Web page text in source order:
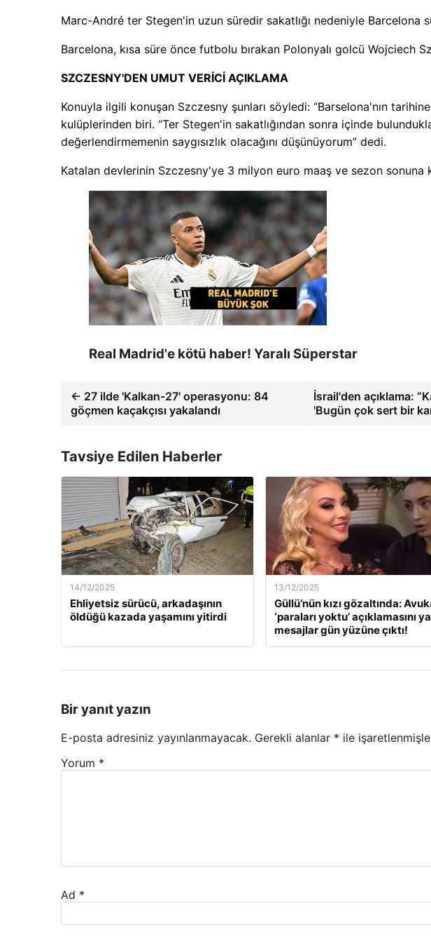
Marc-André ter Stegen'in uzun süredir sakatlığı nedeniyle
Barcelona, ​​kısa süre önce futbolu bırakan Polonyalı golcü Wojciech
SZCZESNY'DEN UMUT VERİCİ AÇIKLAMA
Konuyla ilgili konuşan Szczesny şunları söyledi: “Barselona'nın
kulüplerinden biri. “Ter Stegen'in sakatlığından sonra içinde
değerlendirmemenin saygısızlık olacağını düşünüyorum” dedi.
Katalan devlerinin Szczesny'ye 3 milyon euro maaş ve sezon
Real Madrid'e kötü haber! Yaralı Süperstar
← 27 ilde 'Kalkan-27' operasyonu: 84
göçmen kaçakçısı yakalandı
İsrail'den açıklama:
'Bugün çok sert bir
Tavsiye Edilen Haberler
14/12/2025
Ehliyetsiz sürücü, arkadaşının
öldüğü kazada yaşamını yitirdi
13/12/2025
Güllü’nün kızı gözaltında:
‘paraları yoktu’ açıklamasını
mesajlar gün yüzüne çıktı!
Bir yanıt yazın
E-posta adresiniz yayınlanmayacak. Gerekli alanlar * ile
Yorum *
Ad *